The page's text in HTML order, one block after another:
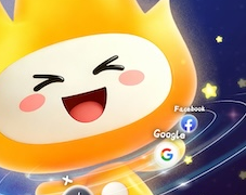
反对[0]
旋风加速器
八戒看书